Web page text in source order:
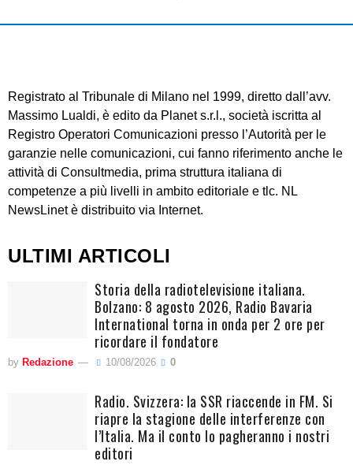
Registrato al Tribunale di Milano nel 1999, diretto dall’avv.
Massimo Lualdi, è edito da Planet s.r.l., società iscritta al
Registro Operatori Comunicazioni presso l’Autorità per le
garanzie nelle comunicazioni, cui fanno riferimento anche le
attività di Consultmedia, prima struttura italiana di
competenze a più livelli in ambito editoriale e tlc. NL
NewsLinet è distribuito via Internet.
ULTIMI ARTICOLI
Storia della radiotelevisione italiana.
Bolzano: 8 agosto 2026, Radio Bavaria
International torna in onda per 2 ore per
ricordare il fondatore
by Redazione 10/08/2026 0
Radio. Svizzera: la SSR riaccende in FM. Si
riapre la stagione delle interferenze con
l’Italia. Ma il conto lo pagheranno i nostri
editori